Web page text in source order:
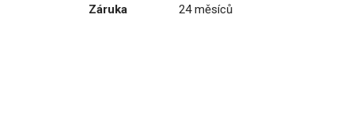
Záruka
24 měsíců